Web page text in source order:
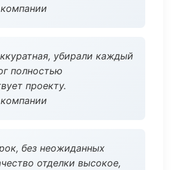
убирали каждый
полностью
проекту.
без неожиданных
отделки высокое,